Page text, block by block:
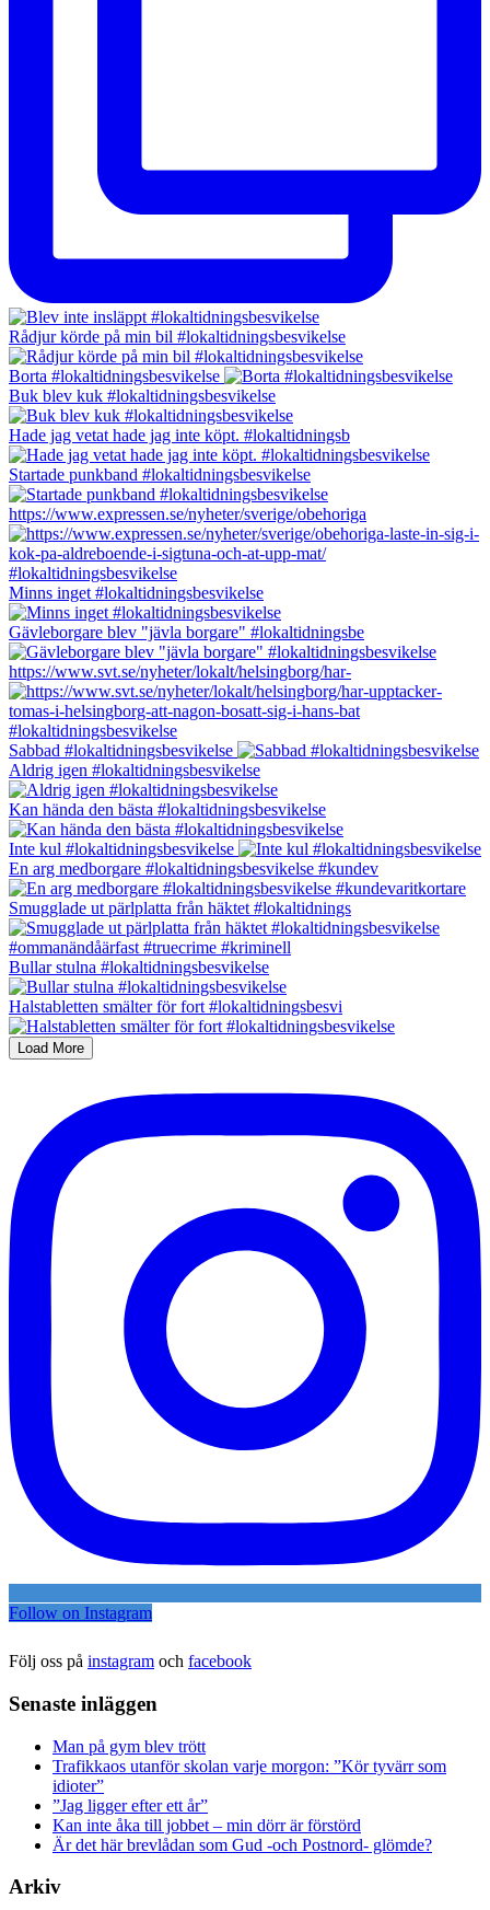
Rådjur körde på min bil #lokaltidningsbesvikelse
Borta #lokaltidningsbesvikelse
Buk blev kuk #lokaltidningsbesvikelse
Hade jag vetat hade jag inte köpt. #lokaltidningsb
Startade punkband #lokaltidningsbesvikelse
https://www.expressen.se/nyheter/sverige/obehoriga
Minns inget #lokaltidningsbesvikelse
Gävleborgare blev "jävla borgare" #lokaltidningsbe
https://www.svt.se/nyheter/lokalt/helsingborg/har-
Sabbad #lokaltidningsbesvikelse
Aldrig igen #lokaltidningsbesvikelse
Kan hända den bästa #lokaltidningsbesvikelse
Inte kul #lokaltidningsbesvikelse
En arg medborgare #lokaltidningsbesvikelse #kundev
Smugglade ut pärlplatta från häktet #lokaltidnings
Bullar stulna #lokaltidningsbesvikelse
Halstabletten smälter för fort #lokaltidningsbesvi
Load More
Follow on Instagram
Följ oss på instagram och facebook
Senaste inläggen
Man på gym blev trött
Trafikkaos utanför skolan varje morgon: ”Kör tyvärr som
idioter”
”Jag ligger efter ett år”
Kan inte åka till jobbet – min dörr är förstörd
Är det här brevlådan som Gud -och Postnord- glömde?
Arkiv